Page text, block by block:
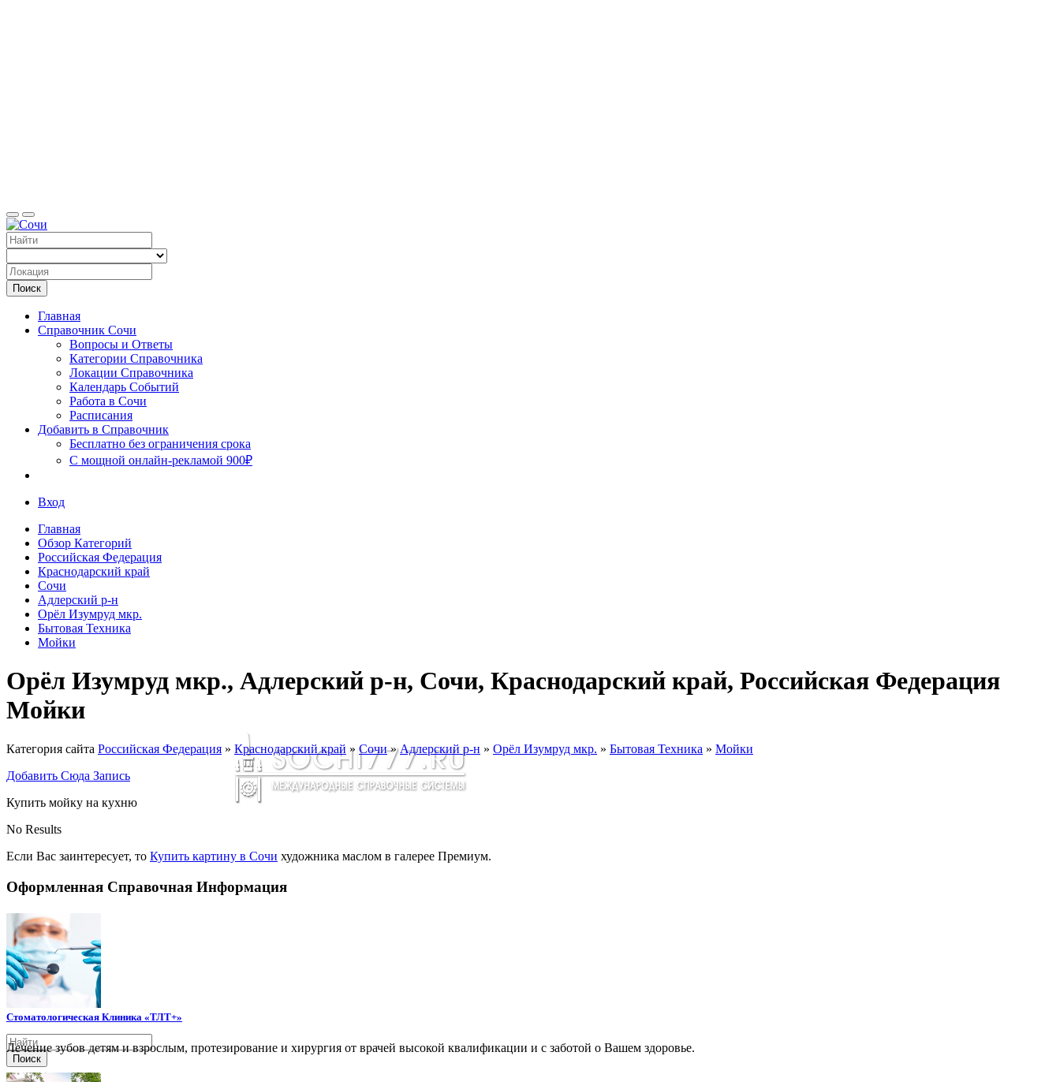
Сочи
Поиск
Поиск
Главная
Справочник Сочи
Вопросы и Ответы
Категории Справочника
Локации Справочника
Календарь Событий
Работа в Сочи
Расписания
Добавить в Справочник
Бесплатно без ограничения срока
С мощной онлайн-рекламой 900₽
Вход
Главная
Обзор Категорий
Российская Федерация
Краснодарский край
Сочи
Адлерский р-н
Орёл Изумруд мкр.
Бытовая Техника
Мойки
Орёл Изумруд мкр., Адлерский р-н, Сочи, Краснодарский край, Российская Федерация
Мойки
Категория сайта Российская Федерация » Краснодарский край » Сочи»Адлерский р-н » Орёл Изумруд мкр. » Бытовая Техника » Мойки
Добавить Сюда Запись
Купить мойку на кухню
No Results
Если Вас заинтересует, то Купить картину в Сочи художника маслом в галерее Премиум.
Оформленная Справочная Информация
Стоматологическая Клиника «ТЛТ+»
Лечение зубов детям и взрослым, протезирование и хирургия от врачей высокой квалификации и с заботой о Вашем здоровье.